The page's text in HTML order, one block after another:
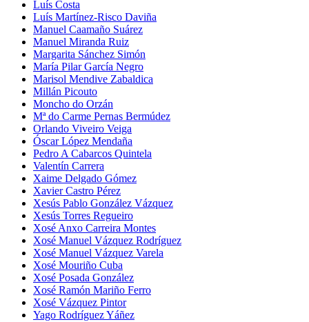
Luís Costa
Luís Martínez-Risco Daviña
Manuel Caamaño Suárez
Manuel Miranda Ruiz
Margarita Sánchez Simón
María Pilar García Negro
Marisol Mendive Zabaldica
Millán Picouto
Moncho do Orzán
Mª do Carme Pernas Bermúdez
Orlando Viveiro Veiga
Óscar López Mendaña
Pedro A Cabarcos Quintela
Valentín Carrera
Xaime Delgado Gómez
Xavier Castro Pérez
Xesús Pablo González Vázquez
Xesús Torres Regueiro
Xosé Anxo Carreira Montes
Xosé Manuel Vázquez Rodríguez
Xosé Manuel Vázquez Varela
Xosé Mouriño Cuba
Xosé Posada González
Xosé Ramón Mariño Ferro
Xosé Vázquez Pintor
Yago Rodríguez Yáñez